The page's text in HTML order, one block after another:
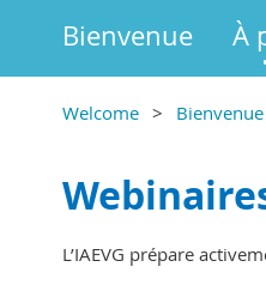
Bienvenue À
Welcome Bienvenue
L’IAEVG prépare